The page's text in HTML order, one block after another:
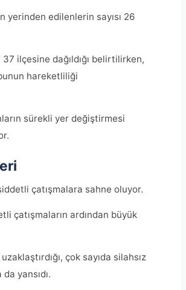
yerinden edilenlerin sayısı 26
ilçesine dağıldığı belirtilirken,
hareketliliği
sürekli yer değiştirmesi
çatışmalara sahne oluyor.
çatışmaların ardından büyük
çok sayıda silahsız
yansıdı.